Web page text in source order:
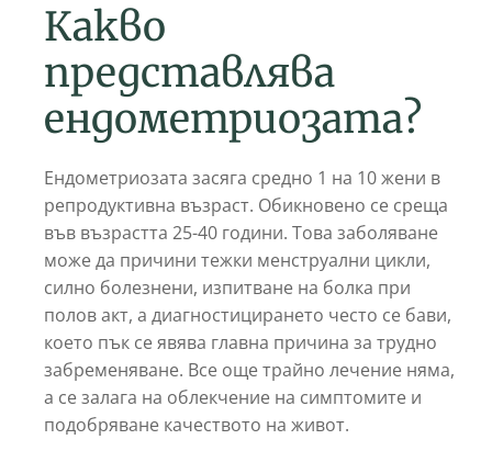
Какво
представлява
ендометриозата?
Ендометриозата засяга средно 1 на 10 жени в
репродуктивна възраст. Обикновено се среща
във възрастта 25-40 години. Това заболяване
може да причини тежки менструални цикли,
силно болезнени, изпитване на болка при
полов акт, а диагностицирането често се бави,
което пък се явява главна причина за трудно
забременяване. Все още трайно лечение няма,
а се залага на облекчение на симптомите и
подобряване качеството на живот.